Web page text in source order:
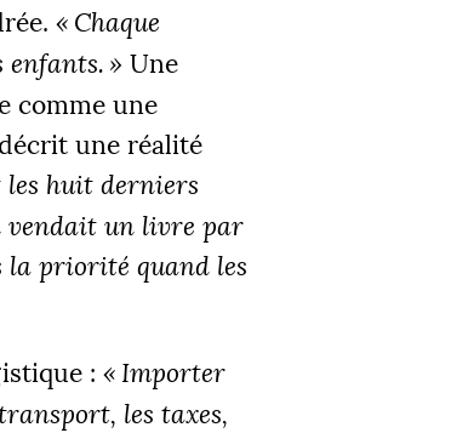
« Chaque
enfants. » Une
comme une
une réalité
les huit derniers
vendait un livre par
la priorité quand les
: «Importer
les taxes,
PALIER 3
15000 €
DON